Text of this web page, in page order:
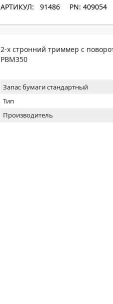
АРТИКУЛ: 91486 PN: 409054
2-х стронний триммер с
PBM350
Запас бумаги стандартный
Тип
Производитель